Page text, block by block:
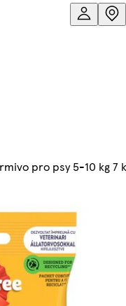
pro psy 5-10 kg 7